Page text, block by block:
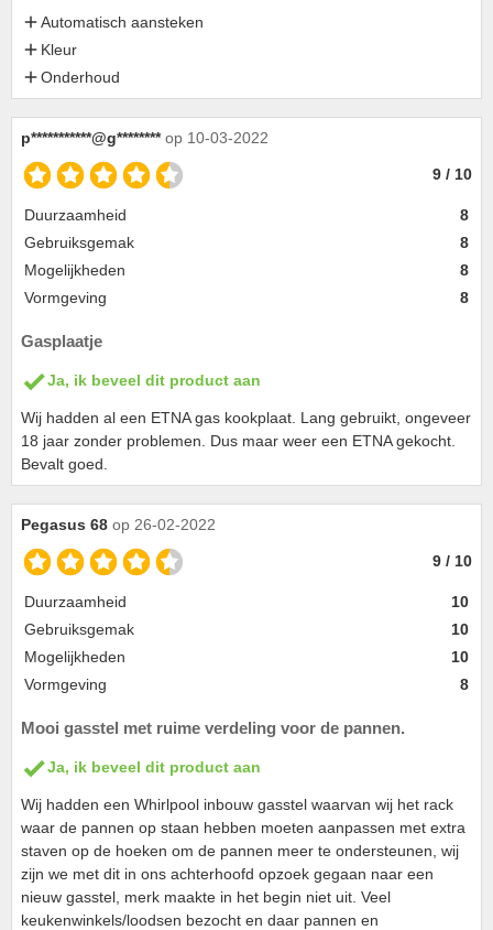
Automatisch aansteken
Kleur
Onderhoud
p***********@g******** op 10-03-2022
9 / 10
Duurzaamheid
8
Gebruiksgemak
8
Mogelijkheden
8
Vormgeving
8
Gasplaatje
Ja, ik beveel dit product aan
Wij hadden al een ETNA gas kookplaat. Lang gebruikt, ongeveer
18 jaar zonder problemen. Dus maar weer een ETNA gekocht.
Bevalt goed.
Pegasus 68 op 26-02-2022
9 / 10
Duurzaamheid
10
Gebruiksgemak
10
Mogelijkheden
10
Vormgeving
8
Mooi gasstel met ruime verdeling voor de pannen.
Ja, ik beveel dit product aan
Wij hadden een Whirlpool inbouw gasstel waarvan wij het rack
waar de pannen op staan hebben moeten aanpassen met extra
staven op de hoeken om de pannen meer te ondersteunen, wij
zijn we met dit in ons achterhoofd opzoek gegaan naar een
nieuw gasstel, merk maakte in het begin niet uit. Veel
keukenwinkels/loodsen bezocht en daar pannen en